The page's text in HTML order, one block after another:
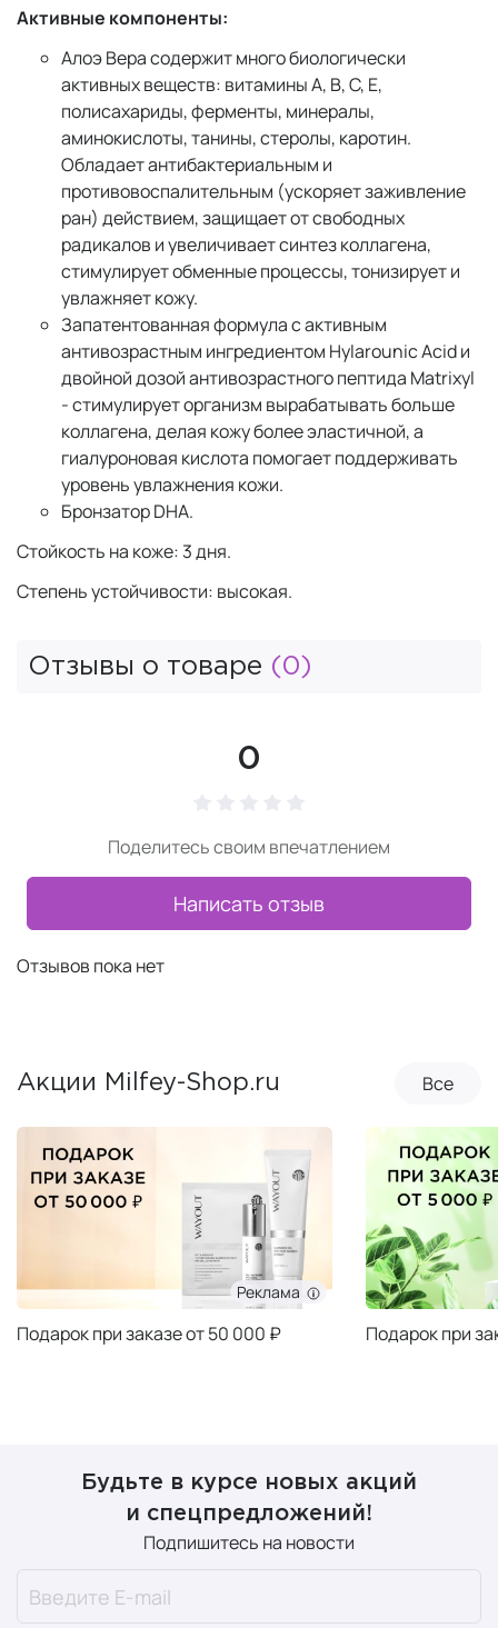
Активные компоненты:
Алоэ Вера содержит много биологически
активных веществ: витамины A, B, C, E,
полисахариды, ферменты, минералы,
аминокислоты, танины, стеролы, каротин.
Обладает антибактериальным и
противовоспалительным (ускоряет заживление
ран) действием, защищает от свободных
радикалов и увеличивает синтез коллагена,
стимулирует обменные процессы, тонизирует и
увлажняет кожу.
Запатентованная формула с активным
антивозрастным ингредиентом Hylarounic Acid и
двойной дозой антивозрастного пептида Matrixyl
- стимулирует организм вырабатывать больше
коллагена, делая кожу более эластичной, а
гиалуроновая кислота помогает поддерживать
уровень увлажнения кожи.
Бронзатор DHA.
Стойкость на коже: 3 дня.
Степень устойчивости: высокая.
Отзывы о товаре (0)
0
Поделитесь своим впечатлением
Написать отзыв
Отзывов пока нет
Акции Milfey-Shop.ru Все
Реклама
Подарок при заказе от 50 000 ₽ Подарок при
Будьте в курсе новых акций
и спецпредложений!
Подпишитесь на новости